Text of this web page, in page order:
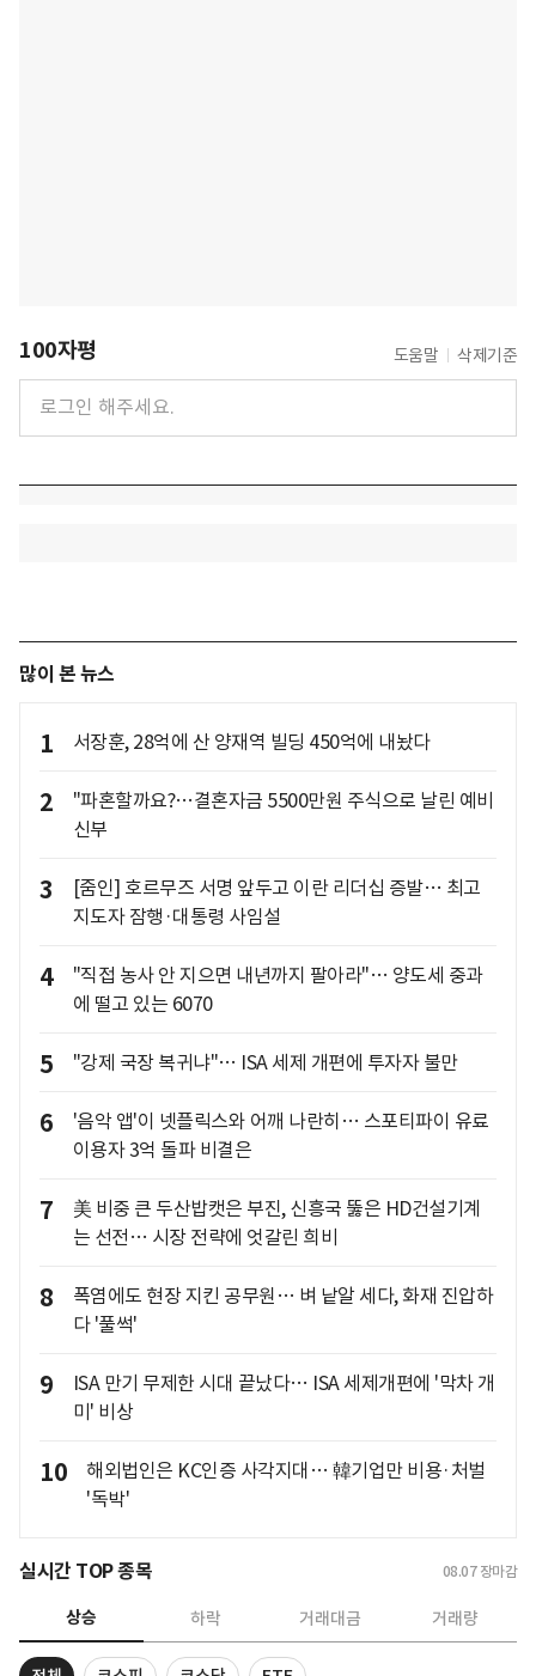
100자평 도움말 삭제기준
많이 본 뉴스
1 서장훈, 28억에 산 양재역 빌딩 450억에 내놨다
2
"파혼할까요?…결혼자금 5500만원 주식으로 날린 예비
신부
3
[줌인] 호르무즈 서명 앞두고 이란 리더십 증발… 최고
지도자 잠행·대통령 사임설
4
"직접 농사 안 지으면 내년까지 팔아라"… 양도세 중과
에 떨고 있는 6070
5 "강제 국장 복귀냐"… ISA 세제 개편에 투자자 불만
6
'음악 앱'이 넷플릭스와 어깨 나란히… 스포티파이 유료
이용자 3억 돌파 비결은
7
美 비중 큰 두산밥캣은 부진, 신흥국 뚫은 HD건설기계
는 선전… 시장 전략에 엇갈린 희비
8
폭염에도 현장 지킨 공무원… 벼 낱알 세다, 화재 진압하
다 '풀썩'
9
ISA 만기 무제한 시대 끝났다… ISA 세제개편에 '막차 개
미' 비상
10
해외법인은 KC인증 사각지대… 韓기업만 비용·처벌
'독박'
실시간 TOP 종목 08.07 장마감
상승 하락 거래대금 거래량